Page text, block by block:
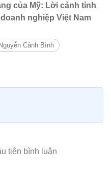
của Mỹ: Lời cảnh tỉnh
nghiệp Việt Nam
Cảnh Bình